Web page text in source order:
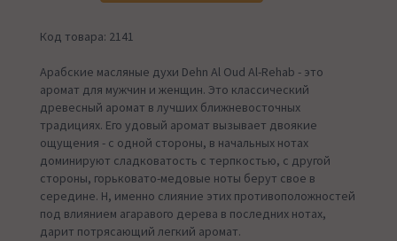
Код товара: 2141
Арабские масляные духи Dehn Al Oud Al-Rehab - это
аромат для мужчин и женщин. Это классический
древесный аромат в лучших ближневосточных
традициях. Его удовый аромат вызывает двоякие
ощущения - с одной стороны, в начальных нотах
доминируют сладковатость с терпкостью, с другой
стороны, горьковато-медовые ноты берут свое в
середине. Н, именно слияние этих противоположностей
под влиянием агаравого дерева в последних нотах,
дарит потрясающий легкий аромат.